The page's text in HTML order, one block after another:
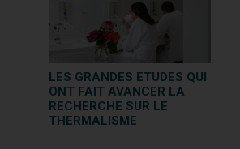
LES GRANDES ETUDES QUI
ONT FAIT AVANCER LA
RECHERCHE SUR LE
THERMALISME